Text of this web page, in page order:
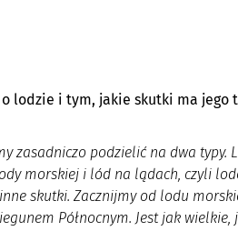
lodzie i tym, jakie skutki ma jego
zasadniczo podzielić na dwa
morskiej i lód na lądach, czyli
skutki. Zacznijmy od lodu
Północnym. Jest jak